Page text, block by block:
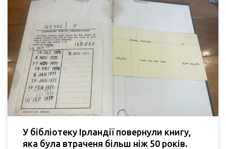
У бібліотеку Ірландії повернули книгу,
яка була втраченя більш ніж 50 років.